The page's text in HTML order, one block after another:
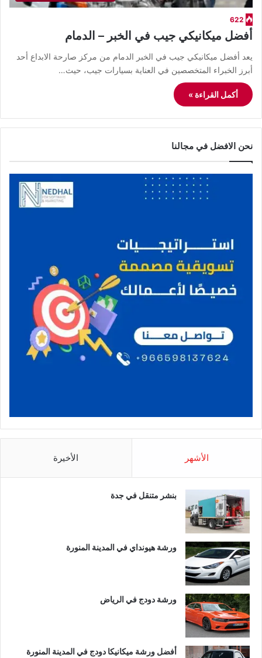
622
أفضل ميكانيكي جيب في الخبر – الدمام
يعد أفضل ميكانيكي جيب في الخبر الدمام من مركز صارحة الابداع أحد
أبرز الخبراء المتخصصين في العناية بسيارات جيب، حيث…
أكمل القراءة »
نحن الافضل في مجالنا
الأشهر الأخيرة
بنشر متنقل في جدة
ورشة هيونداي في المدينة المنورة
ورشة دودج في الرياض
أفضل ورشة ميكانيكا دودج في المدينة المنورة